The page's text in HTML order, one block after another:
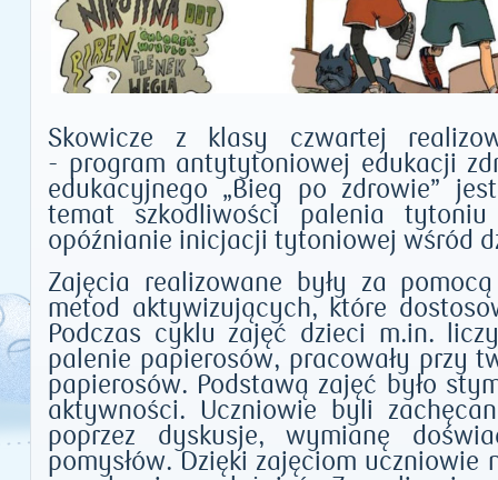
Skowicze z klasy czwartej
- program antytytoniowej edukacji
edukacyjnego „Bieg po zdrowie”
temat szkodliwości palenia
opóźnianie inicjacji tytoniowej wśród
Zajęcia realizowane były za
metod aktywizujących, które
Podczas cyklu zajęć dzieci m.in.
palenie papierosów, pracowały przy
papierosów. Podstawą zajęć było
aktywności. Uczniowie byli
poprzez dyskusje, wymianę
pomysłów. Dzięki zajęciom